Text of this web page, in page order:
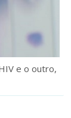
e o outro,